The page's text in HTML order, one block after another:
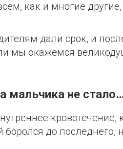
как и многие
дали срок, и
мы окажемся
мальчика не
кровотечение,
боролся до